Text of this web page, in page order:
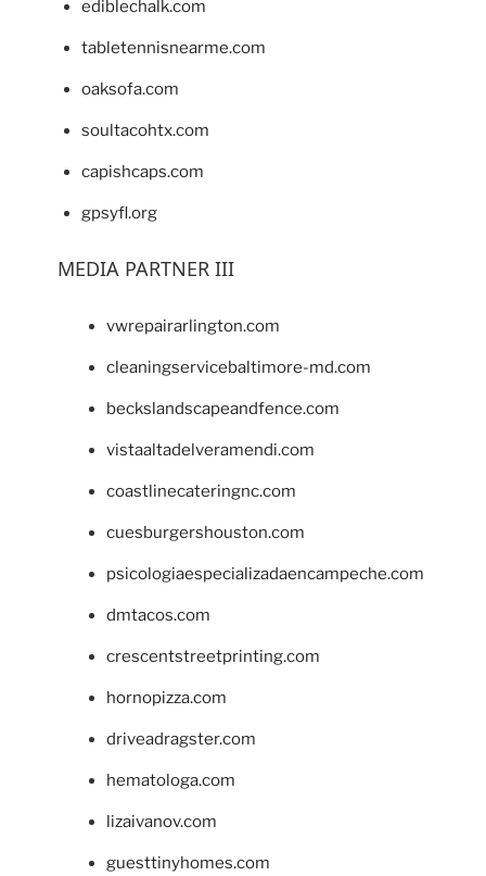
ediblechalk.com
tabletennisnearme.com
oaksofa.com
soultacohtx.com
capishcaps.com
gpsyfl.org
MEDIA PARTNER III
vwrepairarlington.com
cleaningservicebaltimore-md.com
beckslandscapeandfence.com
vistaaltadelveramendi.com
coastlinecateringnc.com
cuesburgershouston.com
psicologiaespecializadaencampeche.com
dmtacos.com
crescentstreetprinting.com
hornopizza.com
driveadragster.com
hematologa.com
lizaivanov.com
guesttinyhomes.com